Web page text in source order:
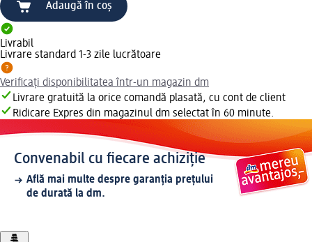
Adaugă în coș
Livrabil
Livrare standard 1-3 zile lucrătoare
Verificați disponibilitatea într-un magazin dm
Livrare gratuită la orice comandă plasată, cu cont de client
Ridicare Expres din magazinul dm selectat în 60 minute.
Convenabil cu fiecare achiziție
Află mai multe despre garanția prețului
de durată la dm.